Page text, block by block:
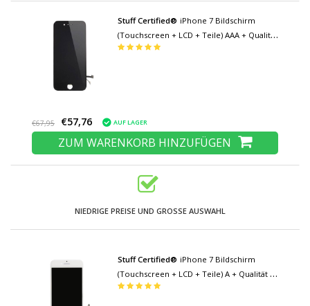
Stuff Certified® iPhone 7 Bildschirm
(Touchscreen + LCD + Teile) AAA + Qualität
- Schwarz
€67,95 €57,76 AUF LAGER
ZUM WARENKORB HINZUFÜGEN
NIEDRIGE PREISE UND GROSSE AUSWAHL
Stuff Certified® iPhone 7 Bildschirm
(Touchscreen + LCD + Teile) A + Qualität -
Weiß